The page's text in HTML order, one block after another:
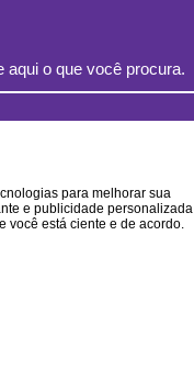
para melhorar sua
e publicidade personalizada
você está ciente e de acordo.